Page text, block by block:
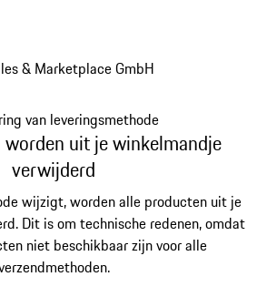
& Marketplace GmbH
van leveringsmethode
uit je winkelmandje
verwijderd
wijzigt, worden alle producten uit je
Dit is om technische redenen, omdat
niet beschikbaar zijn voor alle